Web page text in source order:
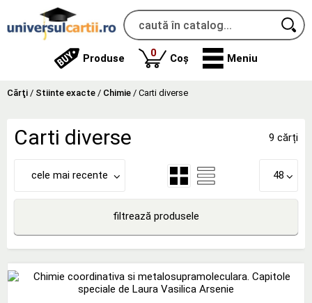
Produse 0produse
Coș Meniu
Cărţi / Stiinte exacte / Chimie / Carti diverse
Carti diverse 9 cărți
cele mai recente 48
filtrează produsele